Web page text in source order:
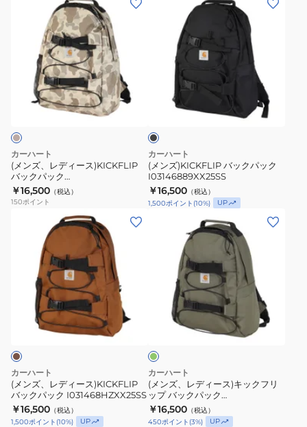
I03146807EXX23SS
ス)KICKFLIP
バ
ッ
ク
パ
ッ
I0314682R4XX25SS
カーハート
(メンズ、レディース)KICKFLIP
バックパック
I0314682R4XX25SS
￥16,500 （税込）
150ポイント
ズ)KICKFLIP
ク
I03146889XX25SS
ブ
ラ
ッ
カーハート
(メンズ)KICKFLIP バックパック
I03146889XX25SS
￥16,500 （税込）
1,500ポイント (10%) UP
ス)KICKFLIP
バ
ッ
ク
パ
ッ
カーハート
(メンズ、レディース)KICKFLIP
バックパック I031468HZXX25SS
￥16,500 （税込）
1,500ポイント (10%) UP
キ
ッ
ク
フ
リ
グ
リ
ー
カーハート
(メンズ、レディース)キックフリ
ップ バックパック
I03146811XX26SS
￥16,500 （税込）
450ポイント (3%) UP